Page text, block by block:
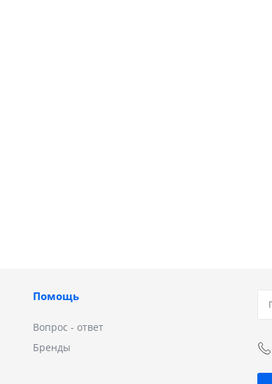
Помощь
Вопрос - ответ
Бренды